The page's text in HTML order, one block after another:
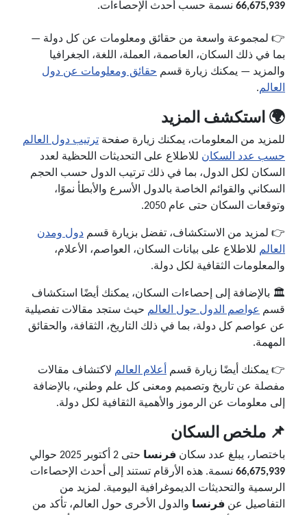
66,675,939 نسمة حسب أحدث الإحصاءات.
👉 لمجموعة واسعة من حقائق ومعلومات عن كل دولة —
بما في ذلك السكان، العاصمة، العملة، اللغة، الجغرافيا
والمزيد — يمكنك زيارة قسم حقائق ومعلومات عن دول
العالم.
🌍 استكشف المزيد
للمزيد من المعلومات، يمكنك زيارة صفحة ترتيب دول العالم
حسب عدد السكان للاطلاع على التحديثات اللحظية لعدد
السكان لكل الدول، بما في ذلك ترتيب الدول حسب الحجم
السكاني والقوائم الخاصة بالدول الأسرع والأبطأ نموًا،
وتوقعات السكان حتى عام 2050.
👉 لمزيد من الاستكشاف، تفضل بزيارة قسم دول ومدن
العالم للاطلاع على بيانات السكان، العواصم، الأعلام،
والمعلومات الثقافية لكل دولة.
🏛️ بالإضافة إلى إحصاءات السكان، يمكنك أيضًا استكشاف
قسم عواصم الدول حول العالم حيث ستجد مقالات تفصيلية
عن عواصم كل دولة، بما في ذلك التاريخ، الثقافة، والحقائق
المهمة.
👉 يمكنك أيضًا زيارة قسم أعلام العالم لاكتشاف مقالات
مفصلة عن تاريخ وتصميم ومعنى كل علم وطني، بالإضافة
إلى معلومات عن الرموز والأهمية الثقافية لكل دولة.
📌 ملخص السكان
باختصار، يبلغ عدد سكان فرنسا حتى 2 أكتوبر 2025 حوالي
66,675,939 نسمة. هذه الأرقام تستند إلى أحدث الإحصاءات
الرسمية والتحديثات الديموغرافية اليومية. لمزيد من
التفاصيل عن فرنسا والدول الأخرى حول العالم، تأكد من